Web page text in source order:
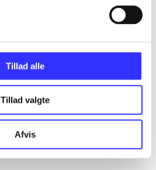
Tillad alle
Tillad valgte
Afvis